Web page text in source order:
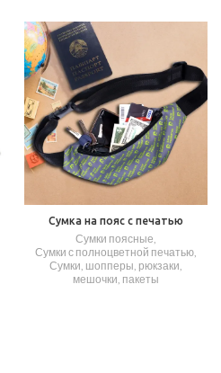
Сумка на пояс с печатью
Сумки поясные,
Сумки с полноцветной печатью,
Сумки, шопперы, рюкзаки,
мешочки, пакеты